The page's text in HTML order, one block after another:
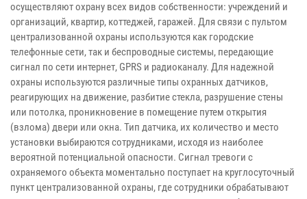
осуществляют охрану всех видов собственности: учреждений и
организаций, квартир, коттеджей, гаражей. Для связи с пультом
централизованной охраны используются как городские
телефонные сети, так и беспроводные системы, передающие
сигнал по сети интернет, GPRS и радиоканалу. Для надежной
охраны используются различные типы охранных датчиков,
реагирующих на движение, разбитие стекла, разрушение стены
или потолка, проникновение в помещение путем открытия
(взлома) двери или окна. Тип датчика, их количество и место
установки выбираются сотрудниками, исходя из наиболее
вероятной потенциальной опасности. Сигнал тревоги с
охраняемого объекта моментально поступает на круглосуточный
пункт централизованной охраны, где сотрудники обрабатывают